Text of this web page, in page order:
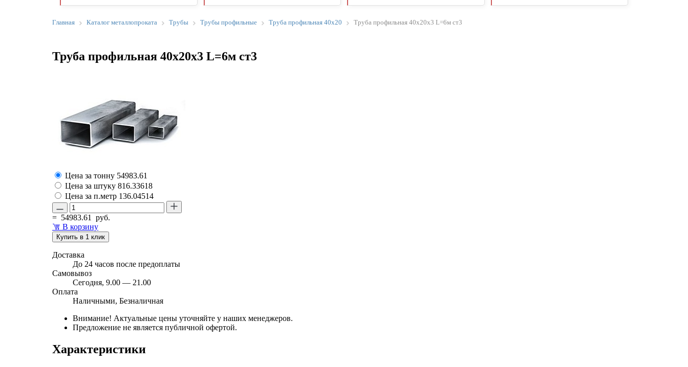
Главная Каталог металлопроката Трубы Трубы профильные Труба профильная 40х20 Труба профильная 40х20х3 L=6м ст3
Труба профильная 40х20х3 L=6м ст3
Цена за тонну 54983.61
Цена за штуку 816.33618
Цена за п.метр 136.04514
= 54983.61
руб.
В корзину
Купить в 1 клик
Доставка
До 24 часов после предоплаты
Самовывоз
Сегодня, 9.00 — 21.00
Оплата
Наличными, Безналичная
Внимание! Актуальные цены уточняйте у наших менеджеров.
Предложение не является публичной офертой.
Характеристики